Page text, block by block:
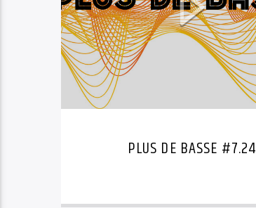
PLUS DE BASSE #7.24